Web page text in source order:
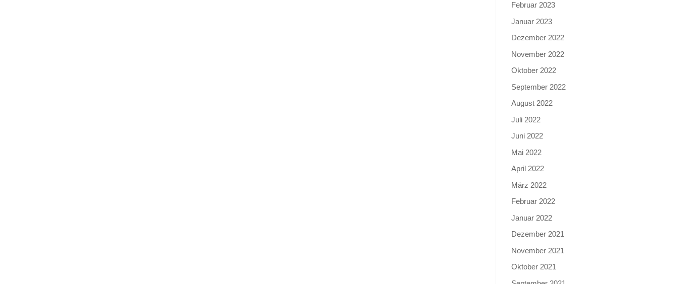
Februar 2023
Januar 2023
Dezember 2022
November 2022
Oktober 2022
September 2022
August 2022
Juli 2022
Juni 2022
Mai 2022
April 2022
März 2022
Februar 2022
Januar 2022
Dezember 2021
November 2021
Oktober 2021